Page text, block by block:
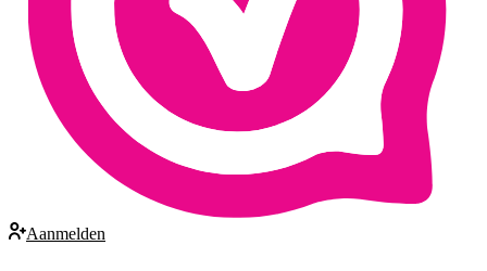
Aanmelden